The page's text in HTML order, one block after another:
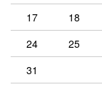
17
18
24
25
31